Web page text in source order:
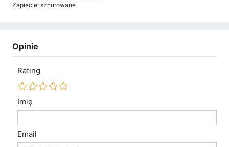
Zapięcie: sznurowane
Opinie
Rating
Imię
Email